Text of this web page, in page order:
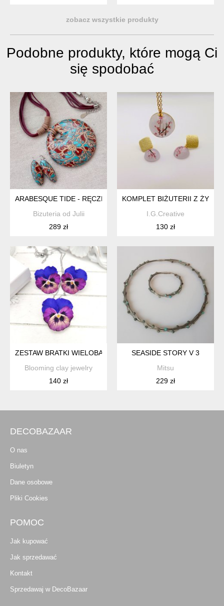
zobacz wszystkie produkty
Podobne produkty, które mogą Ci
się spodobać
ARABESQUE TIDE - RĘCZNIE ROBIONY KOMPLET BIŻUTERII
Bizuteria od Julii
289 zł
KOMPLET BIŻUTERII Z
I.G.Creative
130 zł
ZESTAW BRATKI WIELOBARWNY WISIOREK Z KOLCZYKAMI Z
Blooming clay jewelry
140 zł
SEASIDE STORY V 3
Mitsu
229 zł
DECOBAZAAR
O nas
Biuletyn
Dane osobowe
Pliki Cookies
POMOC
Jak kupować
Jak sprzedawać
Kontakt
Sprzedawaj w DecoBazaar